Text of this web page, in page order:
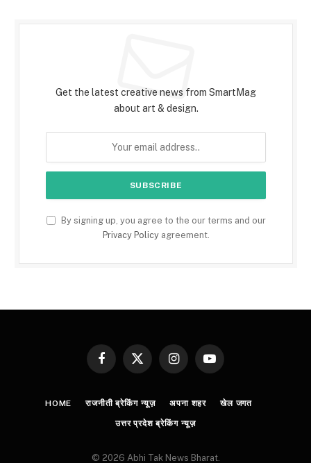
Get the latest creative news from SmartMag
about art & design.
By signing up, you agree to the our terms and our
Privacy Policyagreement.
Facebook
X
InstagramYouTube
HOME राजनीती ब्रेकिंग न्यूज़ अपना शहर खेल जगत
उत्तर प्रदेश ब्रेकिंग न्यूज़
© 2026 Abhi Tak News Bharat.